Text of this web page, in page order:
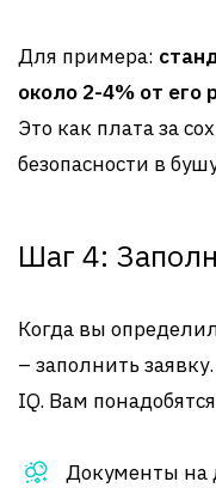
Для примера:
около 2-4% от его
Это как плата за
безопасности в
Шаг 4:
Когда вы
– заполнить
IQ. Вам
Документы на